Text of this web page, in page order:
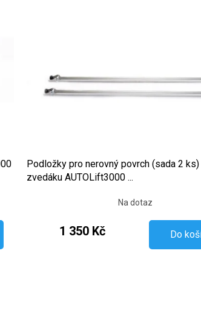
Podložky pro nerovný povrch (sada 2 ks)
zvedáku AUTOLift3000 ...
Na dotaz
1 350 Kč Do